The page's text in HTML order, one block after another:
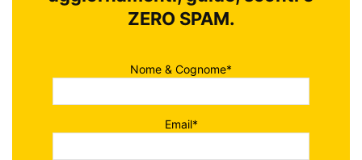
ZERO SPAM.
Nome & Cognome*
Email*